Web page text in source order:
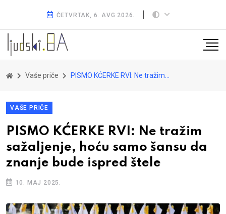
ČETVRTAK, 6. AVG 2026.
Vaše priče PISMO KĆERKE RVI: Ne tražim sažaljenje, hoću samo šansu da znanje bude ispred štele
VAŠE PRIČE
PISMO KĆERKE RVI: Ne tražim
sažaljenje, hoću samo šansu da
znanje bude ispred štele
10. MAJ 2025.